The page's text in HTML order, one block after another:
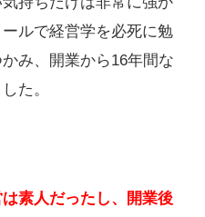
ルで経営学を必死に勉
み、開業から16年間な
た。
は素人だったし、開業後